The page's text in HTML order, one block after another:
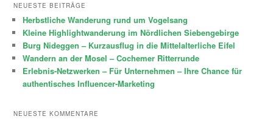
NEUESTE BEITRÄGE
Herbstliche Wanderung rund um Vogelsang
Kleine Highlightwanderung im Nördlichen Siebengebirge
Burg Nideggen – Kurzausflug in die Mittelalterliche Eifel
Wandern an der Mosel – Cochemer Ritterrunde
Erlebnis-Netzwerken – Für Unternehmen – Ihre Chance für
authentisches Influencer-Marketing
NEUESTE KOMMENTARE